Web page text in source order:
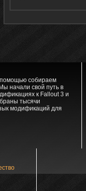
собираем
начали свой путь в
к Fallout 3 и
тысячи
модификаций для